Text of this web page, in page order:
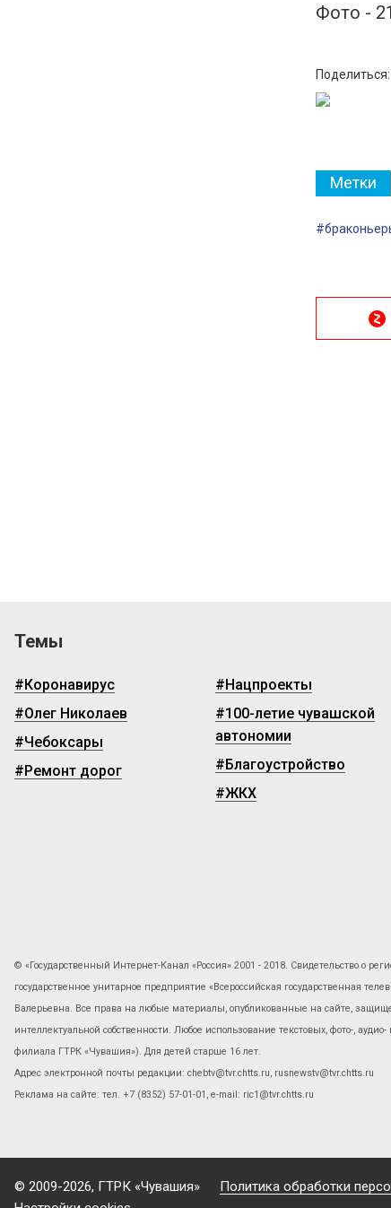
Фото -
Поделиться:
Метки
Темы
#Коронавирус
#Олег Николаев
#Чебоксары
#Ремонт дорог
#Нацпроекты
#100-летие чувашской
автономии
#Благоустройство
#ЖКХ
© «Государственный Интернет-Канал «Россия» 2001 - 2018. Свидетельство о
государственное унитарное предприятие «Всероссийская государственная
Валерьевна. Все права на любые материалы, опубликованные на сайте,
интеллектуальной собственности. Любое использование текстовых, фото-,
филиала ГТРК «Чувашия»). Для детей старше 16 лет.
Адрес электронной почты редакции: chebtv@tvr.chtts.ru, rusnewstv@tvr.chtts.ru
Реклама на сайте: тел. +7 (8352) 57-01-01, е-mail: ric1@tvr.chtts.ru
© 2009-2026, ГТРК «Чувашия»
Политика обработки